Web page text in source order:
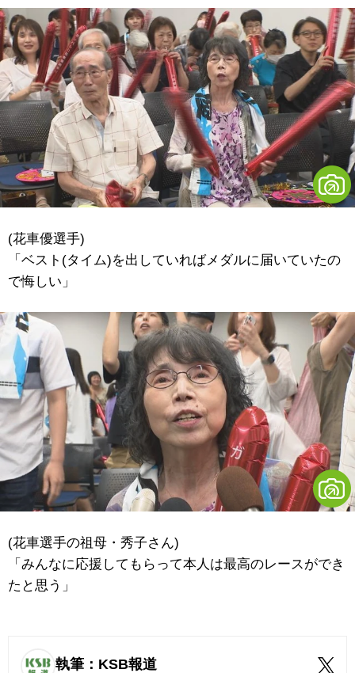
(花車優選手)
「ベスト(タイム)を出していればメダルに届いていたの
で悔しい」
(花車選手の祖母・秀子さん)
「みんなに応援してもらって本人は最高のレースができ
たと思う」
執筆：KSB報道